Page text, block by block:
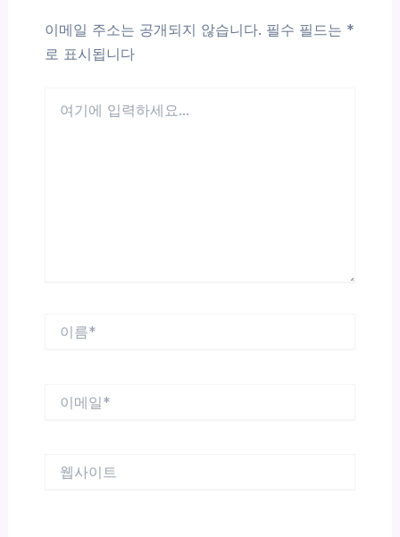
이메일 주소는 공개되지 않습니다. 필수 필드는 *
로 표시됩니다